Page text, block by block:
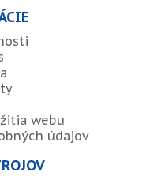
webu
údajov